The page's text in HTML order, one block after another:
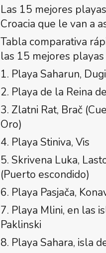
Las 15 mejores
Croacia que le van a
Tabla comparativa
las 15 mejores playas
1. Playa Saharun,
2. Playa de la Reina
3. Zlatni Rat, Brač
Oro)
4. Playa Stiniva, Vis
5. Skrivena Luka,
(Puerto escondido)
6. Playa Pasjača,
7. Playa Mlini, en las
Paklinski
8. Playa Sahara, isla